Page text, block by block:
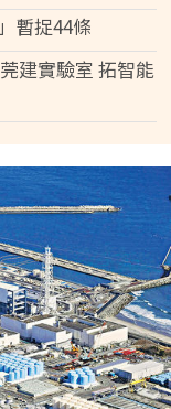
暫捉44條
建實驗室 拓智能